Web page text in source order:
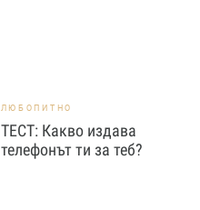
ЛЮБОПИТНО
ТЕСТ: Какво издава
телефонът ти за теб?